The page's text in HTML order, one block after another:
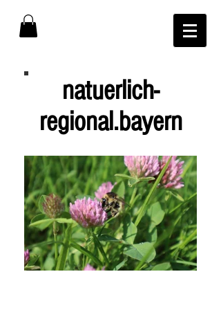
natuerlich-
regional.bayern